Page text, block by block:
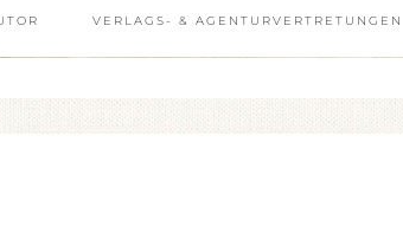
VERLAGS- & AGENTURVERTRETUNGEN